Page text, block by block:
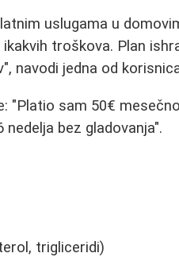
uslugama u
troškova. Plan
navodi jedna od
sam 50€
bez gladovanja".
trigliceridi)